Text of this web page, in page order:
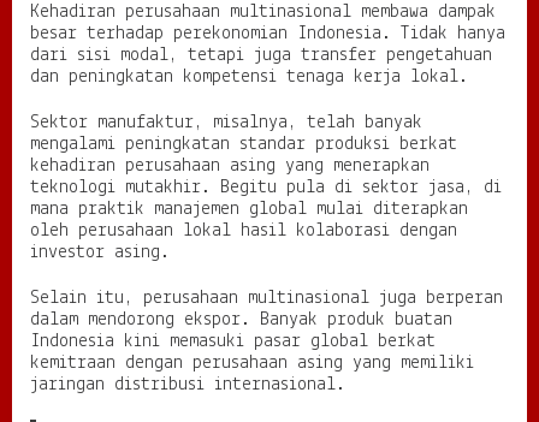
Kehadiran perusahaan multinasional membawa dampak
besar terhadap perekonomian Indonesia. Tidak hanya
dari sisi modal, tetapi juga transfer pengetahuan
dan peningkatan kompetensi tenaga kerja lokal.
Sektor manufaktur, misalnya, telah banyak
mengalami peningkatan standar produksi berkat
kehadiran perusahaan asing yang menerapkan
teknologi mutakhir. Begitu pula di sektor jasa, di
mana praktik manajemen global mulai diterapkan
oleh perusahaan lokal hasil kolaborasi dengan
investor asing.
Selain itu, perusahaan multinasional juga berperan
dalam mendorong ekspor. Banyak produk buatan
Indonesia kini memasuki pasar global berkat
kemitraan dengan perusahaan asing yang memiliki
jaringan distribusi internasional.